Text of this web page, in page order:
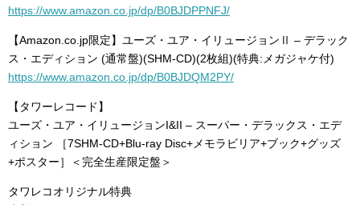
https://www.amazon.co.jp/dp/B0BJDPPNFJ/
【Amazon.co.jp限定】ユーズ・ユア・イリュージョンⅡ – デラック
ス・エディション (通常盤)(SHM-CD)(2枚組)(特典:メガジャケ付)
https://www.amazon.co.jp/dp/B0BJDQM2PY/
【タワーレコード】
ユーズ・ユア・イリュージョンI&II – スーパー・デラックス・エデ
ィション ［7SHM-CD+Blu-ray Disc+メモラビリア+ブック+グッズ
+ポスター］＜完全生産限定盤＞
タワレコオリジナル特典